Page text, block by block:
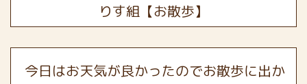
りす組【お散歩】
今日はお天気が良かったのでお散歩に出か